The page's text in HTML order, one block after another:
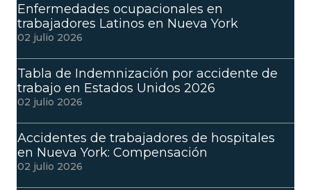
Enfermedades ocupacionales en
trabajadores Latinos en Nueva York
02 julio 2026
Tabla de Indemnización por accidente de
trabajo en Estados Unidos 2026
02 julio 2026
Accidentes de trabajadores de hospitales
en Nueva York: Compensación
02 julio 2026